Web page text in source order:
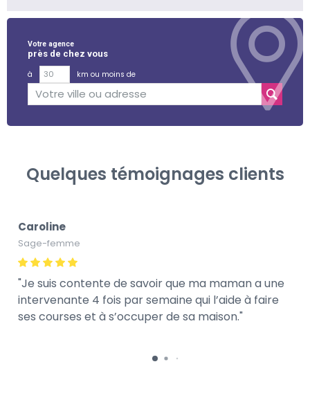
Votre agence
près de chez vous
à
km ou moins de
Quelques témoignages clients
Caroline
Sage-femme
Je suis contente de savoir que ma maman a une
intervenante 4 fois par semaine qui l’aide à faire
ses courses et à s’occuper de sa maison.